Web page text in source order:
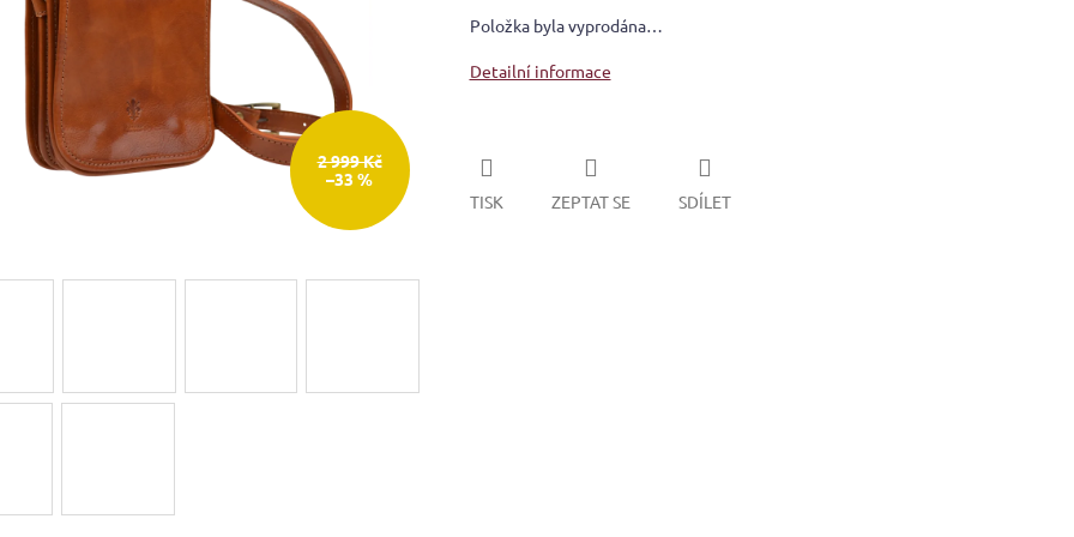
2 999 Kč
–33 %
Položka byla vyprodána…
Detailní informace
TISK ZEPTAT SE SDÍLET